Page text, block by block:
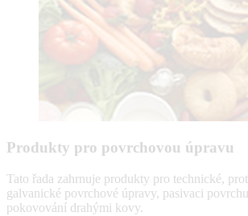
Produkty pro povrchovou úpravu
Tato řada zahrnuje produkty pro technické,
galvanické povrchové úpravy, pasivaci
pokovování drahými kovy.